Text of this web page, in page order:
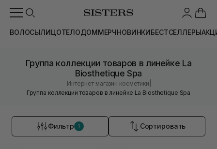
ВОЛОСЫЛИЦОТЕЛОДОММЕРЧНОВИНКИБЕСТСЕЛЛЕРЫ
Группа коллекции товаров в линейке La
Biosthetique Spa
Интернет магазин косметики
Группа коллекции товаров в линейке La Biosthetique Spa
Фильтр 1 Сортировать